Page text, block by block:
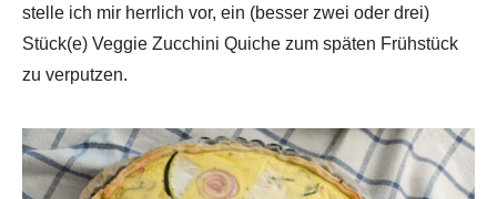
stelle ich mir herrlich vor, ein (besser zwei oder drei)
Stück(e) Veggie Zucchini Quiche zum späten Frühstück
zu verputzen.